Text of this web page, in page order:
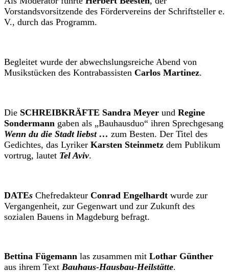
Vorstandsvorsitzende des Fördervereins der Schriftsteller e.
V., durch das Programm.
Begleitet wurde der abwechslungsreiche Abend von
Musikstücken des Kontrabassisten Carlos Martinez.
Die SCHREIBKRÄFTE Sandra Meyer und Regine
Sondermann gaben als „Bauhausduo“ ihren Sprechgesang
Wenn du die Stadt liebst … zum Besten. Der Titel des
Gedichtes, das Lyriker Karsten Steinmetz dem Publikum
vortrug, lautet Tel Aviv.
DATEs Chefredakteur Conrad Engelhardt wurde zur
Vergangenheit, zur Gegenwart und zur Zukunft des
sozialen Bauens in Magdeburg befragt.
Bettina Fügemann las zusammen mit Lothar Günther
aus ihrem Text Bauhaus-Hausbau-Heilstätte.